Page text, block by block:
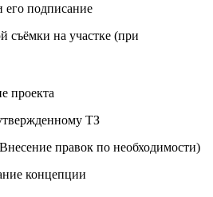
его подписание
съёмки на участке (при
проекта
ТЗ
правок по необходимости)
концепции